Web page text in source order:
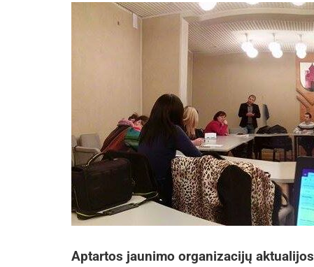
Aptartos jaunimo organizacijų aktualijos